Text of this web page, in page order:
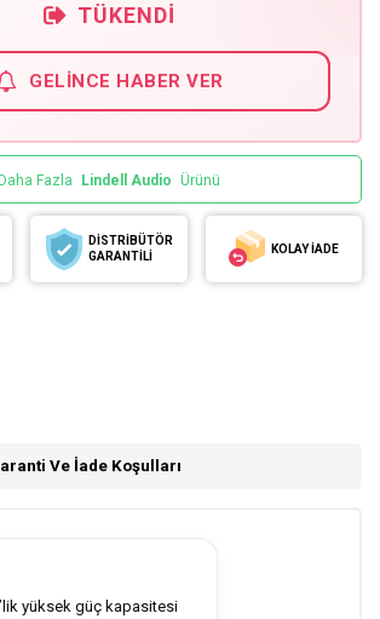
TÜKENDI
GELINCE HABER VER
Daha Fazla Lindell Audio Ürünü
DİSTRİBÜTÖR
GARANTİLİ
KOLAY İADE
Ve İade Koşulları
yüksek güç kapasitesi